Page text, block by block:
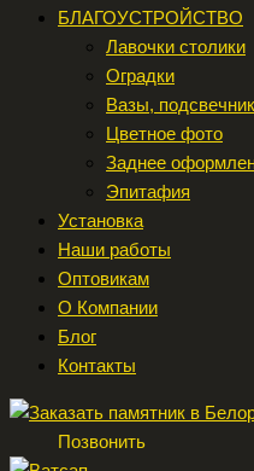
БЛАГОУСТРОЙСТВО
Лавочки столики
Оградки
Вазы,
Цветное фото
Заднее
Эпитафия
Установка
Наши работы
Оптовикам
О Компании
Блог
Контакты
Позвонить